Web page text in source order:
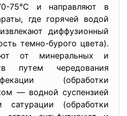
75°С и направляют в
где горячей водой
диффузионный
темно-бурого цвета).
от минеральных и
путем чередования
(обработки
— водной суспензией
(обработки